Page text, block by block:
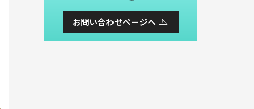
お問い合わせページへ